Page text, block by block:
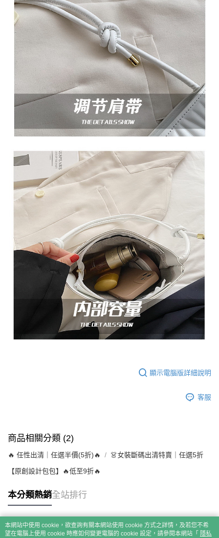
顯示電腦版詳細說明
客服
商品相關分類 (2)
🔥 任性出清｜任選半價(5折)🔥 👗女裝斷碼出清特賣｜任選5折
【原創設計包包】🔥低至9折🔥
本分類熱銷全站排行
熱門標籤
本網站中使用 cookie，欲查詢有關本網站使用 cookie 方式之詳情，及若您不希
望在電腦上使用 cookie 時應如何變更電腦的 cookie 設定，請參閱本網站「 隱私